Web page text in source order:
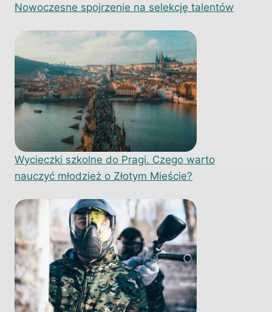
Nowoczesne spojrzenie na selekcję talentów
Wycieczki szkolne do Pragi. Czego warto
nauczyć młodzież o Złotym Mieście?